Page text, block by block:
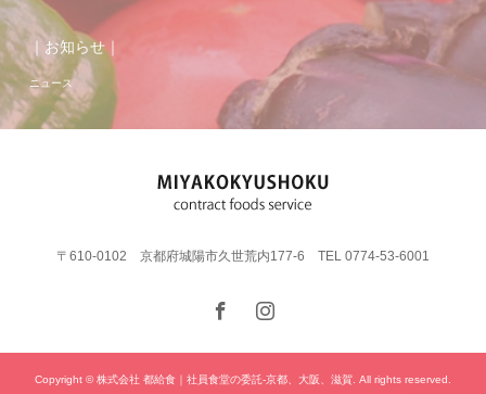
｜お知らせ｜
ニュース
〒610-0102 京都府城陽市久世荒内177-6 TEL 0774-53-6001
Copyright © 株式会社 都給食｜社員食堂の委託-京都、大阪、滋賀. All rights reserved.